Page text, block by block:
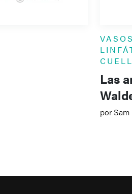
Las
por Sam